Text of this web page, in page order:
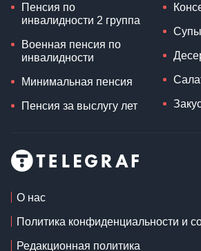
Пенсия по
инвалидности 2 группа
Военная пенсия по
инвалидности
Минимальная пенсия
Пенсия за выслугу лет
Супы
О нас
Политика конфиденциальности и
Редакционная политика